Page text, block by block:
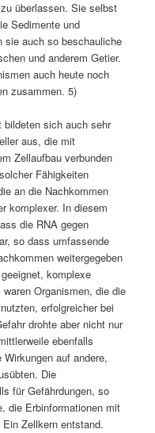
überlassen. Sie selbst
Sedimente und
sie auch so beschauliche
und anderem Getier.
auch heute noch
zusammen. 5)
bildeten sich auch sehr
aus, die mit
Zellaufbau verbunden
Fähigkeiten
an die Nachkommen
komplexer. In diesem
die RNA gegen
so dass umfassende
weitergegeben
komplexe
Organismen, die die
erfolgreicher bei
drohte aber nicht nur
ebenfalls
auf andere,
Die
für Gefährdungen, so
die Erbinformationen mit
Zellkern entstand.